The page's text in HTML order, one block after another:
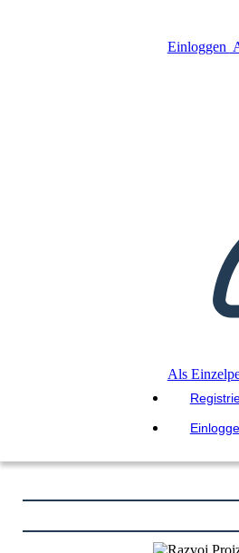
Einloggen
Als
Kopieren Sie
ERSTELLEN SIE